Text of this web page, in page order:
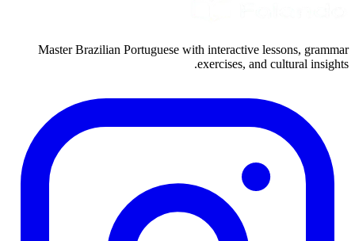
Master Brazilian Portuguese with interactive lessons, grammar
exercises, and cultural insights.